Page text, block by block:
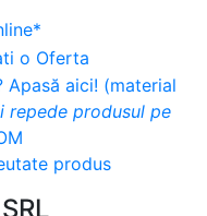
o Oferta
Apasă aici! (material
repede produsul pe
produs